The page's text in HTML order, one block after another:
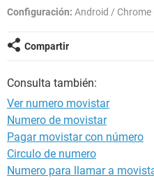
Configuración: Android /
Compartir
Consulta también:
Ver numero movistar
Numero de movistar
Pagar movistar con número
Circulo de numero
Numero para llamar a